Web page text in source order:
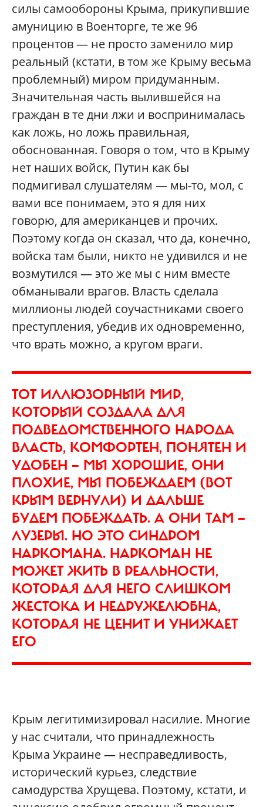
силы самообороны Крыма, прикупившие
амуницию в Военторге, те же 96
процентов — не просто заменило мир
реальный (кстати, в том же Крыму весьма
проблемный) миром придуманным.
Значительная часть вылившейся на
граждан в те дни лжи и воспринималась
как ложь, но ложь правильная,
обоснованная. Говоря о том, что в Крыму
нет наших войск, Путин как бы
подмигивал слушателям — мы-то, мол, с
вами все понимаем, это я для них
говорю, для американцев и прочих.
Поэтому когда он сказал, что да, конечно,
войска там были, никто не удивился и не
возмутился — это же мы с ним вместе
обманывали врагов. Власть сделала
миллионы людей соучастниками своего
преступления, убедив их одновременно,
что врать можно, а кругом враги.
ТОТ ИЛЛЮЗОРНЫЙ МИР,
КОТОРЫЙ СОЗДАЛА ДЛЯ
ПОДВЕДОМСТВЕННОГО НАРОДА
ВЛАСТЬ, КОМФОРТЕН, ПОНЯТЕН И
УДОБЕН — МЫ ХОРОШИЕ, ОНИ
ПЛОХИЕ, МЫ ПОБЕЖДАЕМ (ВОТ
КРЫМ ВЕРНУЛИ) И ДАЛЬШЕ
БУДЕМ ПОБЕЖДАТЬ. А ОНИ ТАМ —
ЛУЗЕРЫ. НО ЭТО СИНДРОМ
НАРКОМАНА. НАРКОМАН НЕ
МОЖЕТ ЖИТЬ В РЕАЛЬНОСТИ,
КОТОРАЯ ДЛЯ НЕГО СЛИШКОМ
ЖЕСТОКА И НЕДРУЖЕЛЮБНА,
КОТОРАЯ НЕ ЦЕНИТ И УНИЖАЕТ
ЕГО
Крым легитимизировал насилие. Многие
у нас считали, что принадлежность
Крыма Украине — несправедливость,
исторический курьез, следствие
самодурства Хрущева. Поэтому, кстати, и